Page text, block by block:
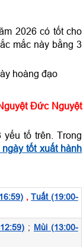
2026 có tốt cho
mắc này bằng 3
hoàng đạo
Đức Nguyệt
tố trên. Trong
tốt xuất hành
,Tuất (19:00-
; Mùi (13:00-